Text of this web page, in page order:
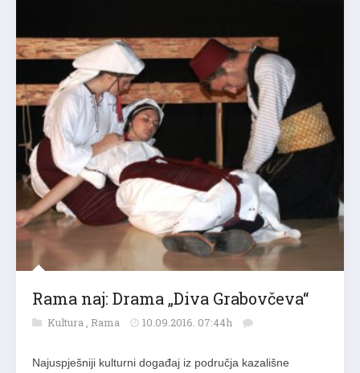
Rama naj: Drama „Diva Grabovčeva“
Kultura , Rama 10.09.2016. 07:44h
Najuspješniji kulturni događaj iz područja kazališne